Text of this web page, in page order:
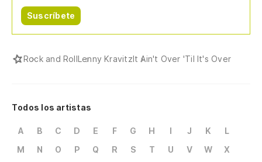
Suscríbete
Rock and RollLenny KravitzIt Ain't Over 'Til It's Over
Todos los artistas
A B C D E F G H I J K
L
M
N O P Q R S T U V W
X